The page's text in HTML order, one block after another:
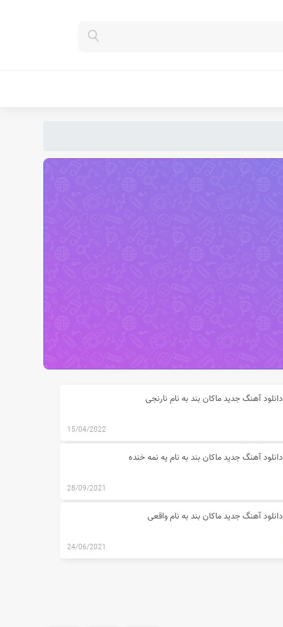
دانلود آهنگ جدید ماکان بند به نام نارنجی
15/04/2022
دانلود آهنگ جدید ماکان بند به نام یه نمه خنده
28/09/2021
دانلود آهنگ جدید ماکان بند به نام واقعی
24/06/2021